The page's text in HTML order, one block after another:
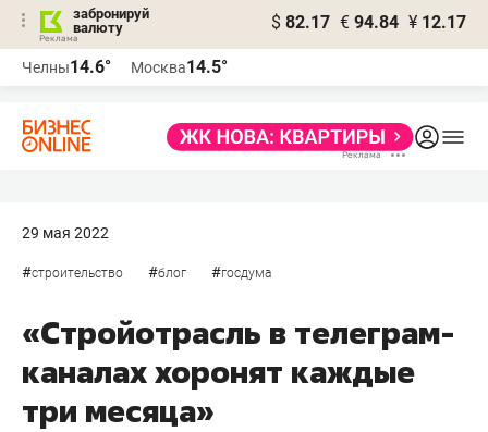
забронируй
валюту
$ 82.17 € 94.84 ¥ 12.17
Челны14.6° Москва14.5°
29 мая 2022
#строительство #блог #госдума
«Стройотрасль в телеграм-
каналах хоронят каждые
три месяца»